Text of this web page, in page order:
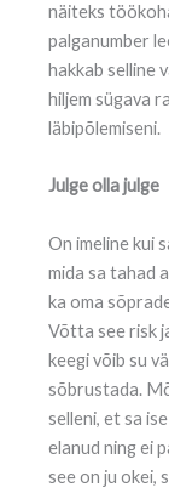
näiteks
palganumber
hakkab selline
hiljem sügava
läbipõlemiseni.
Julge olla julge
On imeline kui
mida sa tahad
ka oma
Võtta see risk
keegi võib su
sõbrustada.
selleni, et sa
elanud ning ei
see on ju okei,